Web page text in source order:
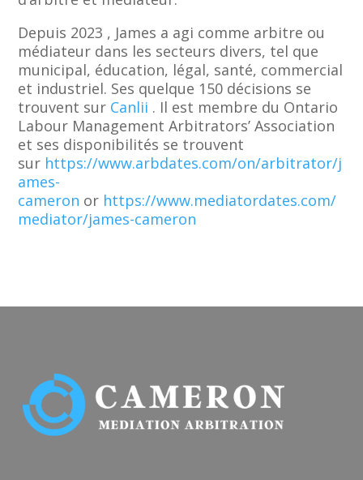
Depuis 2023 , James a agi comme arbitre ou
médiateur dans les secteurs divers, tel que
municipal, éducation, légal, santé, commercial
et industriel. Ses quelque 150 décisions se
trouvent sur Canlii . Il est membre du Ontario
Labour Management Arbitrators’ Association
et ses disponibilités se trouvent
sur https://www.arbdates.com/on/arbitrator/j
ames-
cameron or https://www.mediatordates.com/
mediator/james-cameron